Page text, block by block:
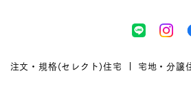
注文・規格(セレクト)住宅 宅地・分譲